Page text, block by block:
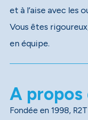
et à l’aise avec
Vous êtes
en équipe.
A propos
Fondée en 1998,